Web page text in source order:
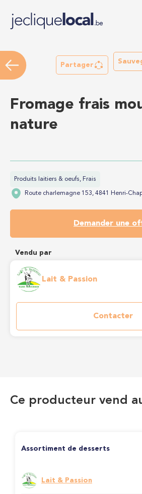
Partager
Fromage frais
nature
Produits laitiers & oeufs, Frais
Route charlemagne 153, 4841 Henri-
Demander une
Vendu par
Lait & Passion
Contacter
Ce producteur vend
Assortiment de desserts
Lait & Passion